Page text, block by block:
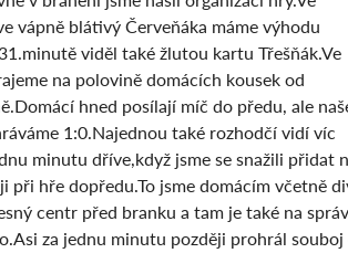
vápně blátivý Červeňáka máme výhodu
viděl také žlutou kartu Třešňák.Ve
na polovině domácích kousek od
hned posílají míč do předu, ale
1:0.Najednou také rozhodčí vidí víc
minutu dříve,když jsme se snažili přidat
při hře dopředu.To jsme domácím včetně
centr před branku a tam je také na
za jednu minutu později prohrál souboj